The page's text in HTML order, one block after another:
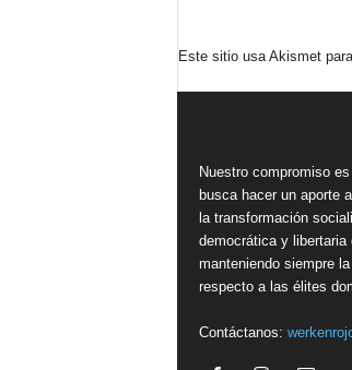
Este sitio usa Akismet
Nuestro compromiso
busca hacer un aporte
la transformación
democrática y libertaria
manteniendo siempre
respecto a las élites
Contáctanos: